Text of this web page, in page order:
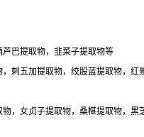
巴提取物，韭菜子提取物等
刺五加提取物，绞股蓝提取物，红
，女贞子提取物，桑椹提取物，黑